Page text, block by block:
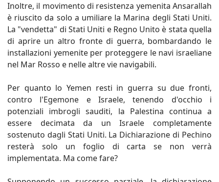
Inoltre, il movimento di resistenza yemenita Ansarallah
è riuscito da solo a umiliare la Marina degli Stati Uniti.
La "vendetta" di Stati Uniti e Regno Unito è stata quella
di aprire un altro fronte di guerra, bombardando le
installazioni yemenite per proteggere le navi israeliane
nel Mar Rosso e nelle altre vie navigabili.
Per quanto lo Yemen resti in guerra su due fronti,
contro l'Egemone e Israele, tenendo d'occhio i
potenziali imbrogli sauditi, la Palestina continua a
essere decimata da un Israele completamente
sostenuto dagli Stati Uniti. La Dichiarazione di Pechino
resterà solo un foglio di carta se non verrà
implementata. Ma come fare?